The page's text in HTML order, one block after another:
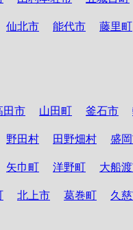
仙北市 能代市 藤里町
田市 山田町 釜石市
野田村 田野畑村 盛
矢巾町 洋野町 大船
北上市 葛巻町 久